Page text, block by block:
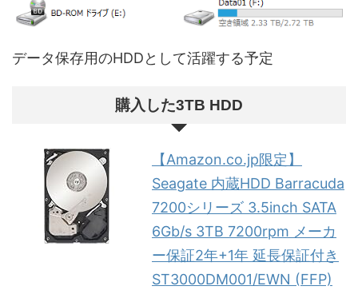
データ保存用のHDDとして活躍する予定
購入した3TB HDD
【Amazon.co.jp限定】
Seagate 内蔵HDD Barracuda
7200シリーズ 3.5inch SATA
6Gb/s 3TB 7200rpm メーカ
ー保証2年+1年 延長保証付き
ST3000DM001/EWN (FFP)